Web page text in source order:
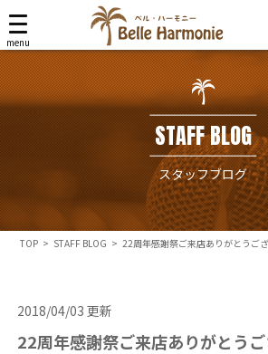
menu
STAFF BLOG
スタッフブログ
TOP > STAFF BLOG > 22周年感謝祭ご来店ありがとうご
2018/04/03 更新
22周年感謝祭ご来店ありがとう